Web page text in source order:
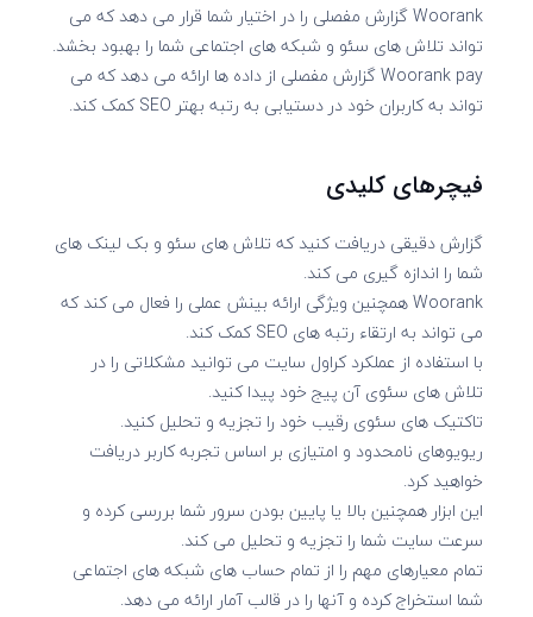
Woorank گزارش مفصلی را در اختیار شما قرار می دهد که می
تواند تلاش های سئو و شبکه های اجتماعی شما را بهبود بخشد.
Woorank pay گزارش مفصلی از داده ها ارائه می دهد که می
تواند به کاربران خود در دستیابی به رتبه بهتر SEO کمک کند.
فیچرهای کلیدی
گزارش دقیقی دریافت کنید که تلاش های سئو و بک لینک های
شما را اندازه گیری می کند.
Woorank همچنین ویژگی ارائه بینش عملی را فعال می کند که
می تواند به ارتقاء رتبه های SEO کمک کند.
با استفاده از عملکرد کراول سایت می توانید مشکلاتی را در
تلاش های سئوی آن پیج خود پیدا کنید.
تاکتیک های سئوی رقیب خود را تجزیه و تحلیل کنید.
ریویوهای نامحدود و امتیازی بر اساس تجربه کاربر دریافت
خواهید کرد.
این ابزار همچنین بالا یا پایین بودن سرور شما بررسی کرده و
سرعت سایت شما را تجزیه و تحلیل می کند.
تمام معیارهای مهم را از تمام حساب های شبکه های اجتماعی
شما استخراج کرده و آنها را در قالب آمار ارائه می دهد.